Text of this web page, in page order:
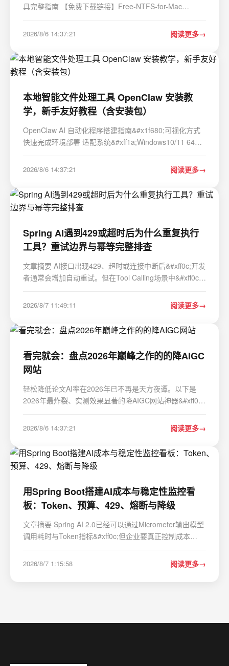
具完整指南 【免费下载链接】Free-NTFS-for-Mac
all Mac models (Intel and Apple Silicon), providing full
read-write access, mounting, and management …
2026/8/6 14:37:21 阅读更多
本地智能文件处理工具 OpenClaw 安装教
学，新手友好教程（含安装包）
OpenClaw AI 自动化程序搭建指南&#x1f680;可视化方式
快速完成环境部署 适配系统&#xff1a;Windows10/11 64
序版本&#xff1a;v2.7.9 安装包大小&#xff1a;45.8MB
2026/8/6 14:37:21 阅读更多
Spring AI遇到429或超时后为什么重复执行
工具？重试边界与幂等完整排查
文章摘要 AI接口出现429、超时或连接中断后&#xff0c;开发
者通常会增加自动重试。但在Tool Calling场景中&#xff0c;
创建工单、写数据库等工具可能被重复执行。更隐蔽的情
2026/8/7 11:49:11 阅读更多
看完就会：盘点2026年巅峰之作的的降AIGC
网站
轻松降低论文AI率在2026年已不再是天方夜谭。以下是
2026年最炸裂、实测效果显著的降AIGC网站神器&#xff0c;
测四大核心场景&#xff0c;帮你稳妥搞定毕业论文。 一、全
流程王者&#xff1a;一站式搞定论文全链路 这类工具…
2026/8/6 14:37:21 阅读更多
用Spring Boot搭建AI成本与稳定性监控看
板：Token、预算、429、熔断与降级
文章摘要 Spring AI 2.0已经可以通过Micrometer输出模型
调用耗时与Token指标&#xff0c;但企业要真正控制成本
试、Tool Calling和降级事件统一起来。本文实现一个轻量
级AI成本与稳定性监控服务&#xff1a;从ChatRespo…
2026/8/7 1:15:58 阅读更多